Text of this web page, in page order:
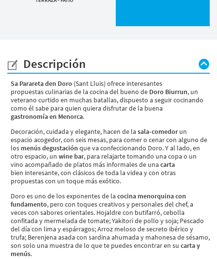
Descripción
Sa Parareta den Doro (Sant Lluis) ofrece interesantes
propuestas culinarias de la cocina del bueno de Doro Biurrun, un
veterano curtido en muchas batallas, dispuesto a seguir cocinando
como él sabe para quien quiera disfrutar de la buena
gastronomía en Menorca.
Decoración, cuidada y elegante, hacen de la sala-comedorun
espacio acogedor, con seis mesas, para comer o cenar con alguno de
los menús degustación que va confeccionando Doro. Y al lado, en
otro espacio, un wine bar, para relajarte tomando una copa o un
vino acompañado de platos más informales de una carta
bien interesante, con clásicos de toda la videa y con otras
propuestas con un toque más exótico.
Doro es uno de los exponentes de la cocina menorquina con
fundamento, pero con toques creativos y personales del chef, a
veces con sabores orientales. Hojaldre con butifarró, cebolla
confitada y mermelada de tomate; Yakitori de pollo y soja; Pescado
del día con lima y espárragos; Arroz meloso de secreto ibérico y
trufa; Berenjena asada con sardina ahumada y mahonesa de sésamo,
son solo una muestra de lo que te puedes encontrar en su carta y
menús.